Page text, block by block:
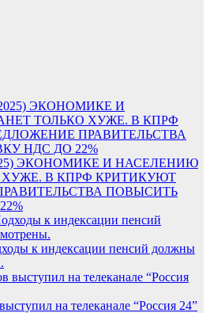
ЭКОНОМИКЕ И НАСЕЛЕНИЮ
ХУЖЕ. В КПРФ КРИТИКУЮТ
ПОВЫСИТЬ
к индексации пенсий должны
на телеканале “Россия 24”